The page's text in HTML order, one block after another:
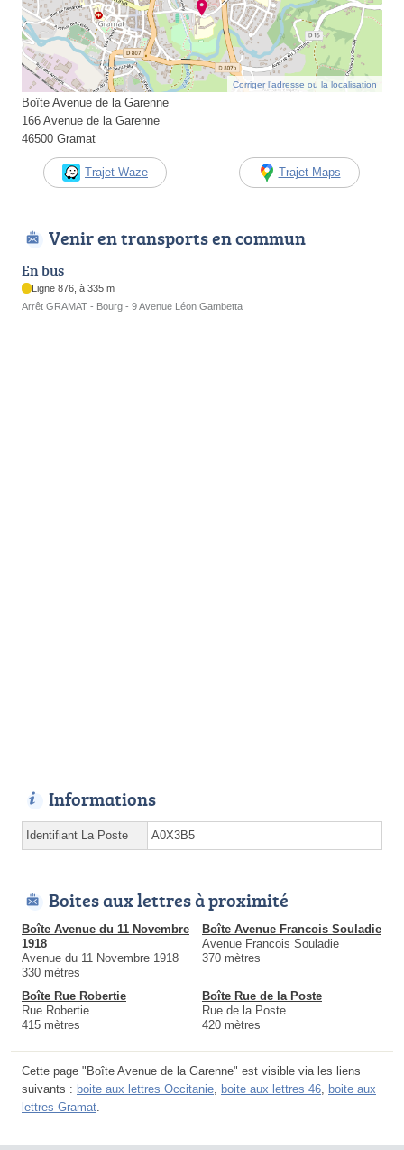
Corriger l’adresse ou la localisation
Boîte Avenue de la Garenne
166 Avenue de la Garenne
46500 Gramat
Trajet Waze Trajet Maps
Venir en transports en commun
En bus
Ligne 876, à 335 m
Arrêt GRAMAT - Bourg - 9 Avenue Léon Gambetta
Informations
Identifiant La Poste A0X3B5
Boites aux lettres à proximité
Boîte Avenue du 11 Novembre
1918
Avenue du 11 Novembre 1918
330 mètres
Boîte Avenue Francois Souladie
Avenue Francois Souladie
370 mètres
Boîte Rue Robertie
Rue Robertie
415 mètres
Boîte Rue de la Poste
Rue de la Poste
420 mètres
Cette page "Boîte Avenue de la Garenne" est visible via les liens
suivants : boite aux lettres Occitanie, boite aux lettres 46, boite aux
lettres Gramat.